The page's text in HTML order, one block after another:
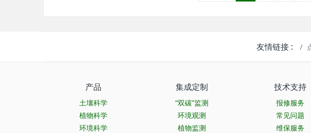
友情链接 :
产品
土壤科学
植物科学
环境科学
集成定制
“双碳”监测
环境观测
植物监测
技术支持
报修服务
常见问题
维保服务